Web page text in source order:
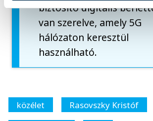
biztosító digitális
van szerelve, amely 5G
hálózaton keresztül
használható.
közélet
Rasovszky Kristóf